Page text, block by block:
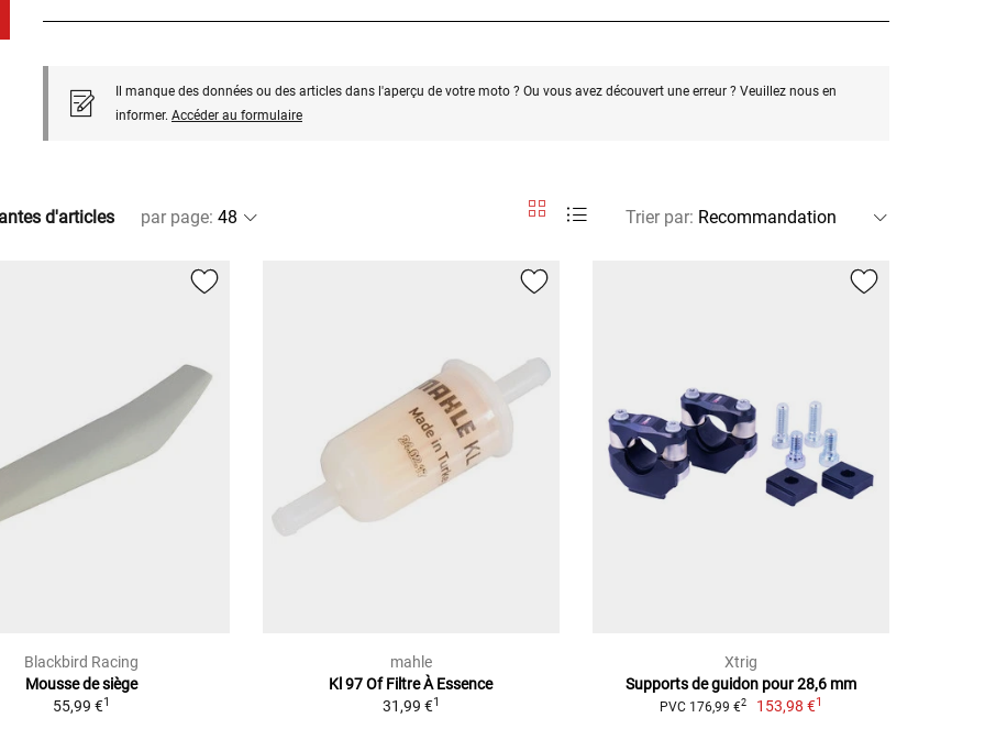
Il manque des données ou des articles dans l'aperçu de votre moto ? Ou vous avez découvert une erreur ? Veuillez nous en
informer. Accéder au formulaire
d'articles par page: Trier par:
Blackbird Racing
Mousse de siège
55,99 €1
mahle
Kl 97 Of Filtre À Essence
31,99 €1
Xtrig
Supports de guidon pour 28,6 mm
PVC 176,99 €2 153,98 €1